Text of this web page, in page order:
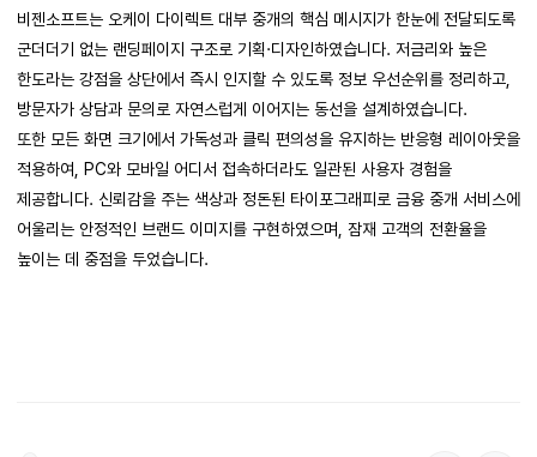
비젠소프트는 오케이 다이렉트 대부 중개의 핵심 메시지가 한눈에 전달되도록
군더더기 없는 랜딩페이지 구조로 기획·디자인하였습니다. 저금리와 높은
한도라는 강점을 상단에서 즉시 인지할 수 있도록 정보 우선순위를 정리하고,
방문자가 상담과 문의로 자연스럽게 이어지는 동선을 설계하였습니다.
또한 모든 화면 크기에서 가독성과 클릭 편의성을 유지하는 반응형 레이아웃을
적용하여, PC와 모바일 어디서 접속하더라도 일관된 사용자 경험을
제공합니다. 신뢰감을 주는 색상과 정돈된 타이포그래피로 금융 중개 서비스에
어울리는 안정적인 브랜드 이미지를 구현하였으며, 잠재 고객의 전환율을
높이는 데 중점을 두었습니다.